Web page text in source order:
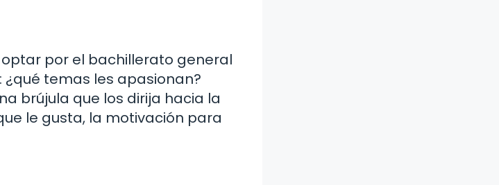
por el bachillerato general
temas les apasionan?
brújula que los dirija hacia la
le gusta, la motivación para